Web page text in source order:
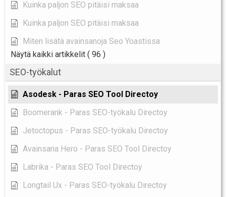
Kuinka paljon SEO pitäisi maksaa
Kuinka paljon SEO pitäisi maksaa
Miten lisätä avainsanoja Seo Yoastissa
Näytä kaikki artikkelit ( 96 )
SEO-työkalut
Asodesk - Paras SEO Tool Directoy
Boomerank - Paras SEO-työkalu Directoy
Jetoctopus - Paras SEO-työkalu Directoy
Avainsana Hero - Paras SEO Tool Directoy
Labrika - Paras SEO Tool Directoy
Longtail Ux - Paras SEO-työkalu Directoy